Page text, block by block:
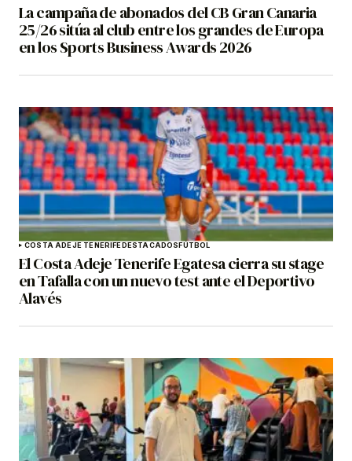
La campaña de abonados del CB Gran Canaria
25/26 sitúa al club entre los grandes de Europa
en los Sports Business Awards 2026
COSTA ADEJE TENERIFEDESTACADOSFÚTBOL
El Costa Adeje Tenerife Egatesa cierra su stage
en Tafalla con un nuevo test ante el Deportivo
Alavés